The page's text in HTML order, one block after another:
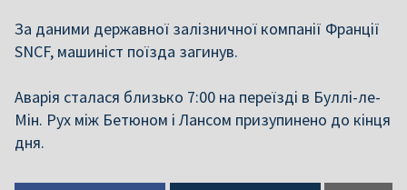
За даними державної залізничної компанії Франції
SNCF, машиніст поїзда загинув.
Аварія сталася близько 7:00 на переїзді в Буллі-ле-
Мін. Рух між Бетюном і Лансом призупинено до кінця
дня.